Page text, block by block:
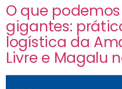
O que
gigantes:
logística da
Livre e Magalu